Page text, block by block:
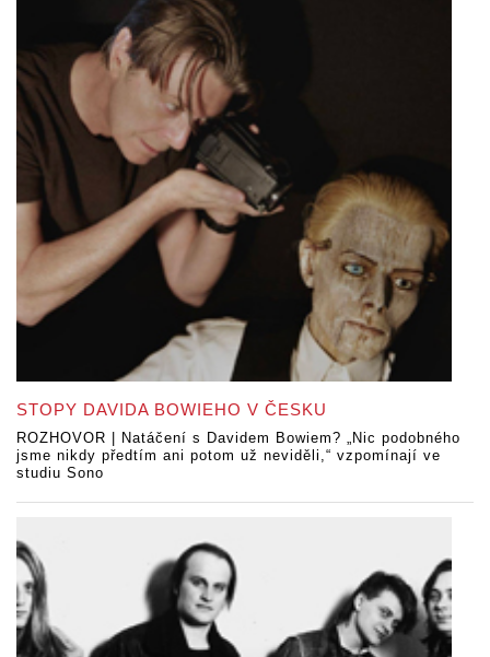
STOPY DAVIDA BOWIEHO V ČESKU
ROZHOVOR | Natáčení s Davidem Bowiem? „Nic podobného
jsme nikdy předtím ani potom už neviděli,“ vzpomínají ve
studiu Sono